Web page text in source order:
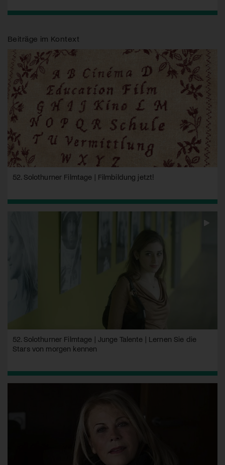
Beiträge im Kontext
52. Solothurner Filmtage | Filmbildung jetzt!
52. Solothurner Filmtage | Junge Talente | Lernen Sie die
Stars von morgen kennen